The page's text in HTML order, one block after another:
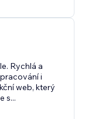
Rychlá a
i
web, který
s...